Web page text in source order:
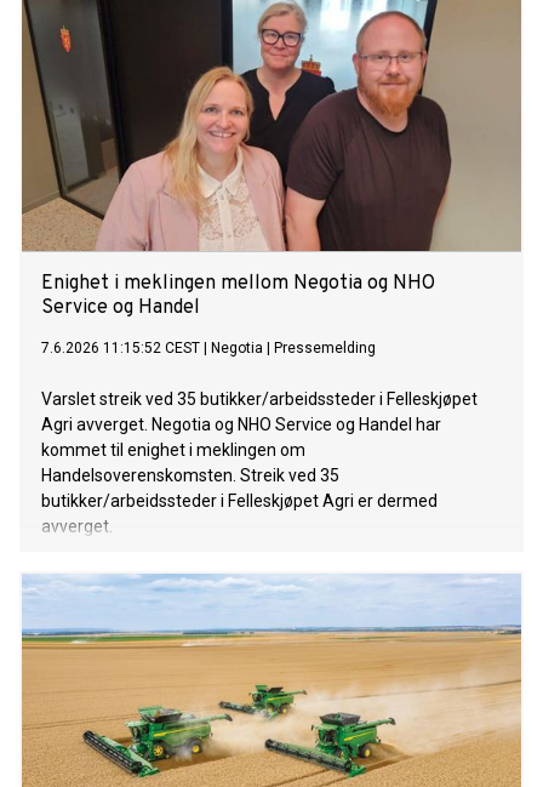
Enighet i meklingen mellom Negotia og NHO
Service og Handel
7.6.2026 11:15:52 CEST Negotia Pressemelding
Varslet streik ved 35 butikker/arbeidssteder i Felleskjøpet
Agri avverget. Negotia og NHO Service og Handel har
kommet til enighet i meklingen om
Handelsoverenskomsten. Streik ved 35
butikker/arbeidssteder i Felleskjøpet Agri er dermed
avverget.